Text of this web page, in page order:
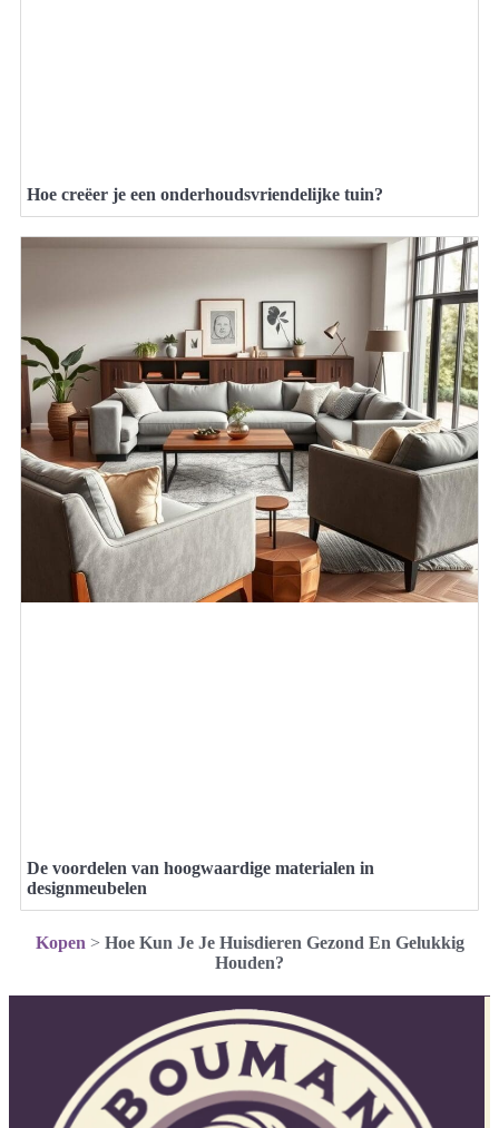
Hoe creëer je een onderhoudsvriendelijke tuin?
De voordelen van hoogwaardige materialen in
designmeubelen
Kopen > Hoe Kun Je Je Huisdieren Gezond En Gelukkig
Houden?